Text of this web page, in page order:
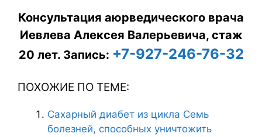
Консультация аюрведического врача
Иевлева Алексея Валерьевича, стаж
20 лет. Запись: +7-927-246-76-32
ПОХОЖИЕ ПО ТЕМЕ:
Сахарный диабет из цикла Семь
болезней, способных уничтожить